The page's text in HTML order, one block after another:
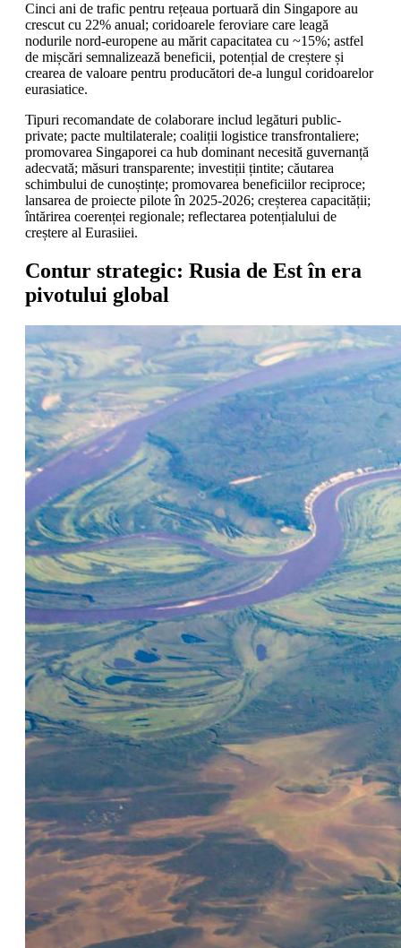
Cinci ani de trafic pentru rețeaua portuară din Singapore au
crescut cu 22% anual; coridoarele feroviare care leagă
nodurile nord-europene au mărit capacitatea cu ~15%; astfel
de mișcări semnalizează beneficii, potențial de creștere și
crearea de valoare pentru producători de-a lungul coridoarelor
eurasiatice.
Tipuri recomandate de colaborare includ legături public-
private; pacte multilaterale; coaliții logistice transfrontaliere;
promovarea Singaporei ca hub dominant necesită guvernanță
adecvată; măsuri transparente; investiții țintite; căutarea
schimbului de cunoștințe; promovarea beneficiilor reciproce;
lansarea de proiecte pilote în 2025-2026; creșterea capacității;
întărirea coerenței regionale; reflectarea potențialului de
creștere al Eurasiiei.
Contur strategic: Rusia de Est în era
pivotului global